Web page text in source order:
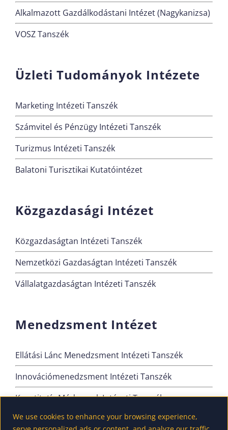
We use cookies to enhance your browsing experience,
Alkalmazott Gazdálkodástani Intézet (Nagykanizsa)
VOSZ Tanszék
Üzleti Tudományok Intézete
Marketing Intézeti Tanszék
Számvitel és Pénzügy Intézeti Tanszék
Turizmus Intézeti Tanszék
Balatoni Turisztikai Kutatóintézet
Közgazdasági Intézet
Közgazdaságtan Intézeti Tanszék
Nemzetközi Gazdaságtan Intézeti Tanszék
Vállalatgazdaságtan Intézeti Tanszék
Menedzsment Intézet
Ellátási Lánc Menedzsment Intézeti Tanszék
Innovációmenedzsment Intézeti Tanszék
Kvantitatív Módszerek Intézeti Tanszék
Szervezési és Vezetési Intézeti Tanszék